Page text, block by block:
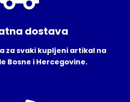
dostava
za svaki kupljeni artikal na
Bosne i Hercegovine.